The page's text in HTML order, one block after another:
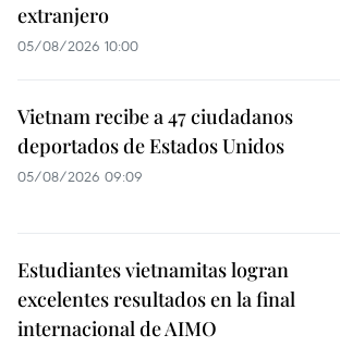
extranjero
05/08/2026 10:00
Vietnam recibe a 47 ciudadanos
deportados de Estados Unidos
05/08/2026 09:09
Estudiantes vietnamitas logran
excelentes resultados en la final
internacional de AIMO